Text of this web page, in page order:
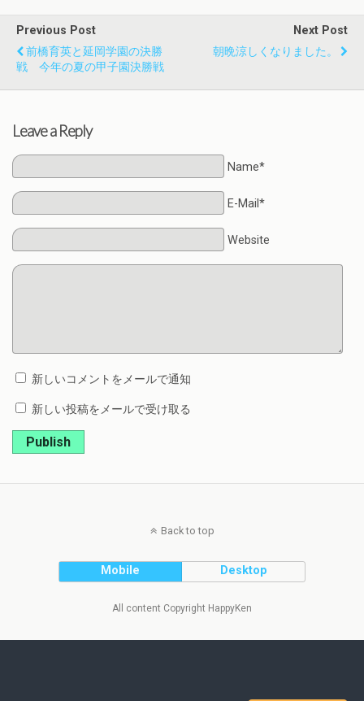
Previous Post
前橋育英と延岡学園の決勝
戦 今年の夏の甲子園決勝戦
Next Post
朝晩涼しくなりました。
Leave a Reply
Name*
E-Mail*
Website
新しいコメントをメールで通知
新しい投稿をメールで受け取る
Publish
Back to top
Mobile Desktop
All content Copyright HappyKen